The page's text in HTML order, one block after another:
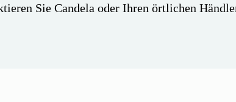
Sie Candela oder Ihren örtlichen